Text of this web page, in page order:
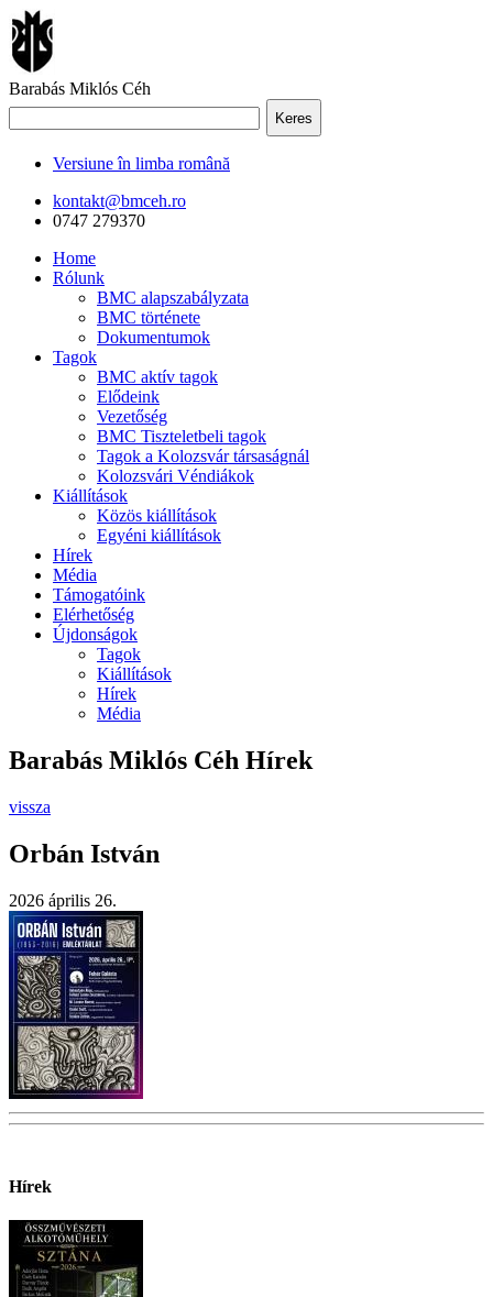
Barabás Miklós Céh
Keres
Versiune în limba română
kontakt@bmceh.ro
0747 279370
Home
Rólunk
BMC alapszabályzata
BMC története
Dokumentumok
Tagok
BMC aktív tagok
Elődeink
Vezetőség
BMC Tiszteletbeli tagok
Tagok a Kolozsvár társaságnál
Kolozsvári Véndiákok
Kiállítások
Közös kiállítások
Egyéni kiállítások
Hírek
Média
Támogatóink
Elérhetőség
Újdonságok
Tagok
Kiállítások
Hírek
Média
Barabás Miklós Céh Hírek
vissza
Orbán István
2026 április 26.
Hírek